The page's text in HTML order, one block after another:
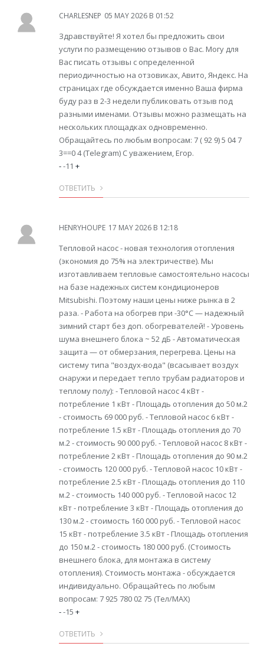
CHARLESNEP 05 MAY 2026 В 01:52
Здравствуйте! Я хотел бы предложить свои
услуги по размещению отзывов о Вас. Могу для
Вас писать отзывы с определенной
периодичностью на отзовиках, Авито, Яндекс. На
страницах где обсуждается именно Ваша фирма
буду раз в 2-3 недели публиковать отзыв под
разными именами. Отзывы можно размещать на
нескольких площадках одновременно.
Обращайтесь по любым вопросам: 7 ( 92 9) 5 04 7
3==0 4 (Telegram) С уважением, Егор.
--11 +
ОТВЕТИТЬ
HENRYHOUPE 17 MAY 2026 В 12:18
Тепловой насос - новая технология отопления
(экономия до 75% на электричестве). Мы
изготавливаем тепловые самостоятельно насосы
на базе надежных систем кондиционеров
Mitsubishi. Поэтому наши цены ниже рынка в 2
раза. - Работа на обогрев при -30°С — надежный
зимний старт без доп. обогревателей! - Уровень
шума внешнего блока ~ 52 дБ - Автоматическая
защита — от обмерзания, перегрева. Цены на
систему типа "воздух-вода" (всасывает воздух
снаружи и передает тепло трубам радиаторов и
теплому полу): - Тепловой насос 4 кВт -
потребление 1 кВт - Площадь отопления до 50 м.2
- стоимость 69 000 руб. - Тепловой насос 6 кВт -
потребление 1.5 кВт - Площадь отопления до 70
м.2 - стоимость 90 000 руб. - Тепловой насос 8 кВт -
потребление 2 кВт - Площадь отопления до 90 м.2
- стоимость 120 000 руб. - Тепловой насос 10 кВт -
потребление 2.5 кВт - Площадь отопления до 110
м.2 - стоимость 140 000 руб. - Тепловой насос 12
кВт - потребление 3 кВт - Площадь отопления до
130 м.2 - стоимость 160 000 руб. - Тепловой насос
15 кВт - потребление 3.5 кВт - Площадь отопления
до 150 м.2 - стоимость 180 000 руб. (Стоимость
внешнего блока, для монтажа в систему
отопления). Стоимость монтажа - обсуждается
индивидуально. Обращайтесь по любым
вопросам: 7 925 780 02 75 (Тел/MAX)
--15 +
ОТВЕТИТЬ